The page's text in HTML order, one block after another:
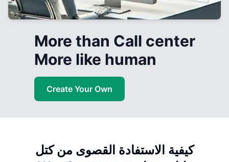
More than Call center
More like human
Create Your Own
كيفية الاستفادة القصوى من كتل